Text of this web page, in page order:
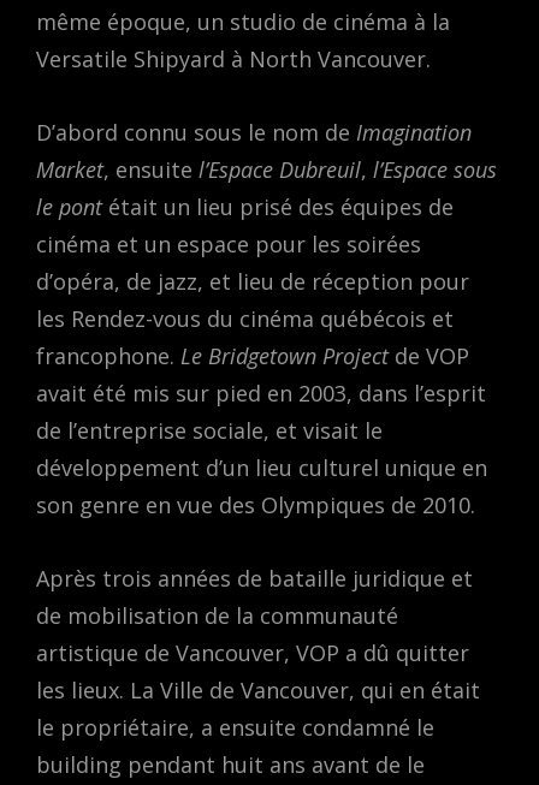
même époque, un studio de cinéma à la
Versatile Shipyard à North Vancouver.
D’abord connu sous le nom de Imagination
Market, ensuite l’Espace Dubreuil, l’Espace sous
le pontétait un lieu prisé des équipes de
cinéma et un espace pour les soirées
d’opéra, de jazz, et lieu de réception pour
les Rendez-vous du cinéma québécois et
francophone. Le Bridgetown Project de VOP
avait été mis sur pied en 2003, dans l’esprit
de l’entreprise sociale, et visait le
développement d’un lieu culturel unique en
son genre en vue des Olympiques de 2010.
Après trois années de bataille juridique et
de mobilisation de la communauté
artistique de Vancouver, VOP a dû quitter
les lieux. La Ville de Vancouver, qui en était
le propriétaire, a ensuite condamné le
building pendant huit ans avant de le